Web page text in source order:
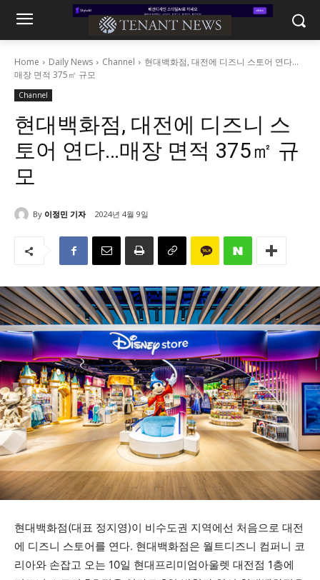
Home Daily News Channel
현대백화점, 대전에 디즈니 스토어 연다...
매장 면적 375㎡ 규모
Channel
현대백화점, 대전에 디즈니 스
토어 연다…매장 면적 375㎡ 규
모
By 이정민 기자 2024년 4월 9일
현대백화점(대표 정지영)이 비수도권 지역에선 처음으로 대전
에 디즈니 스토어를 연다. 현대백화점은 월트디즈니 컴퍼니 코
리아와 손잡고 오는 10일 현대프리미엄아울렛 대전점 1층에